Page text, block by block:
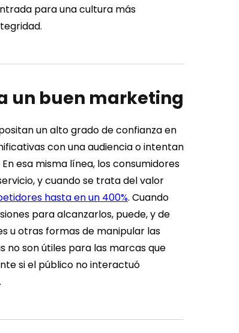
para una cultura más
un buen marketing
un alto grado de confianza en
con una audiencia o intentan
En esa misma línea, los consumidores
y cuando se trata del valor
hasta en un 400%. Cuando
para alcanzarlos, puede, y de
u otras formas de manipular las
no son útiles para las marcas que
si el público no interactuó